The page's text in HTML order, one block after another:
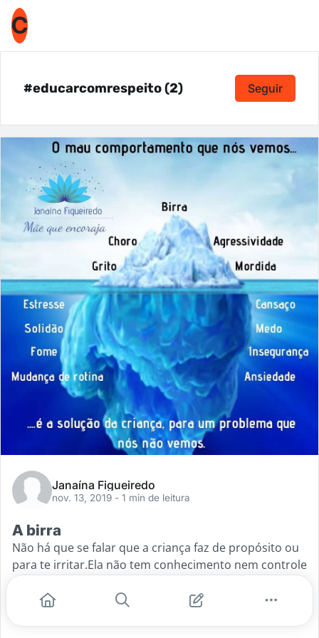
C
#educarcomrespeito (2) Seguir
Janaína Figueiredo
nov. 13, 2019 - 1 min de leitura
A birra
Não há que se falar que a criança faz de propósito ou
para te irritar.Ela não tem conhecimento nem controle
das emoções, é um serzinho em crescimento, em
evolução e